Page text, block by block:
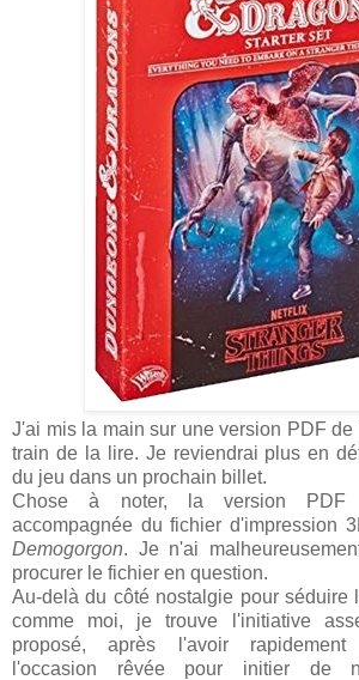
J'ai mis la main sur une version PDF de
train de la lire. Je reviendrai plus en
du jeu dans un prochain billet.
Chose à noter, la version PDF
accompagnée du fichier d'impression
Demogorgon. Je n'ai
procurer le fichier en question.
Au-delà du côté nostalgie pour séduire
comme moi, je trouve l'initiative
proposé, après l'avoir
l'occasion rêvée pour initier de